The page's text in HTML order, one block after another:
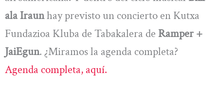
ala Iraunhay previsto un concierto en Kutxa
Fundazioa Kluba de Tabakalera de Ramper +
JaiEgun. ¿Miramos la agenda completa?
Agenda completa, aquí.